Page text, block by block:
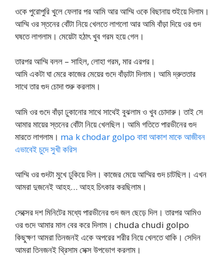
ওকে পুরোপুরি খুলে ফেলার পর আমি আর আম্মি ওকে বিছানায় শুইয়ে দিলাম।
আম্মি ওর স্তনের বোঁটা নিয়ে খেলতে লাগলো আর আমি বাঁড়া দিয়ে ওর গুদ
ঘষতে লাগলাম। মেয়েটা হঠাৎ খুব গরম হয়ে গেল।
তারপর আম্মি বলল – সাহিল, লোহা গরম, মার এরপর।
আমি একটা ঘা মেরে কাজের মেয়ের গুদে বাঁড়াটা দিলাম। আমি দ্রুততার
সাথে তার গুদ চোদা শুরু করলাম।
আমি ওর গুদে বাঁড়া ঢুকানোর সাথে সাথেই বুঝলাম ও খুব চোদারু। তাই সে
আমার মায়ের স্তনের বোঁটা নিয়ে খেলছিল। আমি গতিতে পারভীনের গুদ
মারতে লাগলাম। ma k chodar golpo বাবা আকাশ মাকে আজীবন
এভাবেই চুদে সুখী করিস
আম্মি ওর গুদটা মুখে ঢুকিয়ে দিল। কাজের মেয়ে আম্মির গুদ চাটছিল। এখন
আমরা দুজনেই আহহ… আহহ চিৎকার করছিলাম।
সেক্সের দশ মিনিটের মধ্যে পারভীনের গুদ জল ছেড়ে দিল। তারপর আমিও
ওর গুদে আমার মাল বের করে দিলাম। chuda chudi golpo
কিছুক্ষণ আমরা তিনজনই একে অপরের শরীর নিয়ে খেলতে থাকি। সেদিন
আমরা তিনজনই থ্রিসাম সেক্স উপভোগ করলাম।